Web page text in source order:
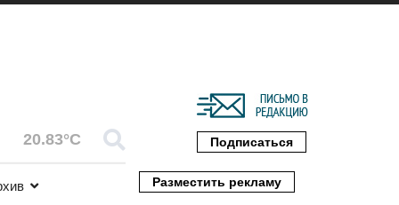
20.83°C Подписаться
Разместить рекламу